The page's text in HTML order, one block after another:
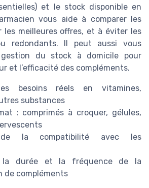
et le stock disponible en
vous aide à comparer les
les meilleures offres, et à éviter les
redondants. Il peut aussi vous
du stock à domicile pour
et l’efficacité des compléments.
besoins réels en vitamines,
substances
: comprimés à croquer, gélules,
de la compatibilité avec les
la durée et la fréquence de la
de compléments